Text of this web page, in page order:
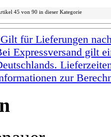
45 von 90 in dieser Kategorie
für Lieferungen
Expressversand gilt
zur